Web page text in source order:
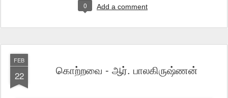
0 Add a comment
FEB
22 கொற்றவை - ஆர். பாலகிருஷ்ணன்